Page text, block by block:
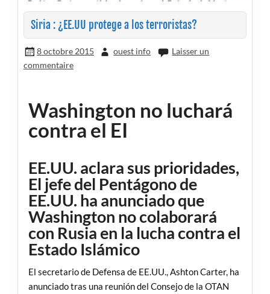
Siria : ¿EE.UU protege a los terroristas?
8 octobre 2015 ouest info
Laisser un
commentaire
Washington no luchará
contra el EI
EE.UU. aclara sus prioridades,
El jefe del Pentágono de
EE.UU. ha anunciado que
Washington no colaborará
con Rusia en la lucha contra el
Estado Islámico
El secretario de Defensa de EE.UU., Ashton Carter, ha
anunciado tras una reunión del Consejo de la OTAN